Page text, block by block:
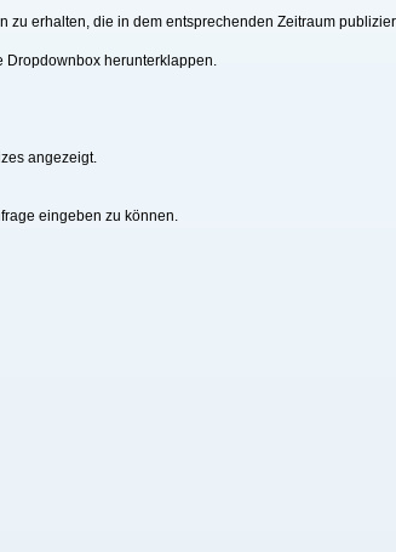
zu erhalten, die in dem entsprechenden Zeitraum
herunterklappen.
angezeigt.
eingeben zu können.